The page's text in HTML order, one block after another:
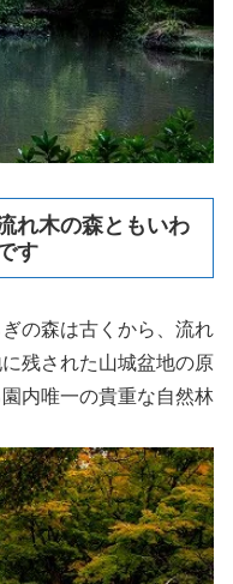
れ木の森ともいわ
す
の森は古くから、流れ
残された山城盆地の原
内唯一の貴重な自然林